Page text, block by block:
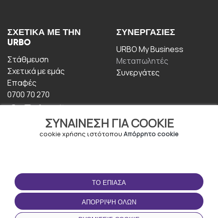
ΣΥΝΑΊΝΕΣΗ ΓΙΑ COOKIE
cookie χρήσης ιστότοπου Απόρρητο cookie
ΤΟ ΈΠΙΑΣΑ
ΑΠΌΡΡΙΨΗ ΌΛΩΝ
ΣΧΕΤΙΚΆ ΜΕ ΤΗΝ
URBO
Στάθμευση
Σχετικά με εμάς
Επαφές
0700 70 270
ΣΥΝΕΡΓΑΣΊΕΣ
URBO My Business
Μεταπωλητές
Συνεργάτες
ΟΡΟΙ ΧΡΉΣΗΣ
Οροι και Προϋποθέσεις
Πολιτική απορρήτου
ΚΑΤΕΒΆΣΤΕ ΤΗΝ
ΕΦΑΡΜΟΓΉ